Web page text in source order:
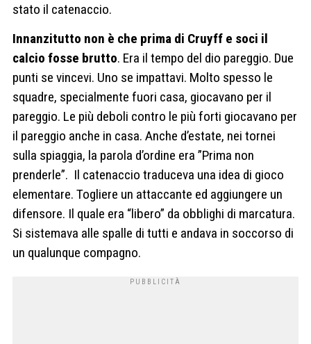
stato il catenaccio.
Innanzitutto non è che prima di Cruyff e soci il
calcio fosse brutto. Era il tempo del dio pareggio. Due
punti se vincevi. Uno se impattavi. Molto spesso le
squadre, specialmente fuori casa, giocavano per il
pareggio. Le più deboli contro le più forti giocavano per
il pareggio anche in casa. Anche d’estate, nei tornei
sulla spiaggia, la parola d’ordine era ”Prima non
prenderle”. Il catenaccio traduceva una idea di gioco
elementare. Togliere un attaccante ed aggiungere un
difensore. Il quale era “libero” da obblighi di marcatura.
Si sistemava alle spalle di tutti e andava in soccorso di
un qualunque compagno.